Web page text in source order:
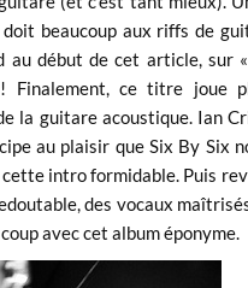
beaucoup aux riffs de
au début de cet article,
ce titre joue
la guitare acoustique. Ian
au plaisir que Six By Six
intro formidable. Puis
des vocaux
avec cet album éponyme.